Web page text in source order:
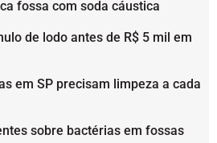
fossa com soda cáustica
de lodo antes de R$ 5 mil em
em SP precisam limpeza a cada
sobre bactérias em fossas